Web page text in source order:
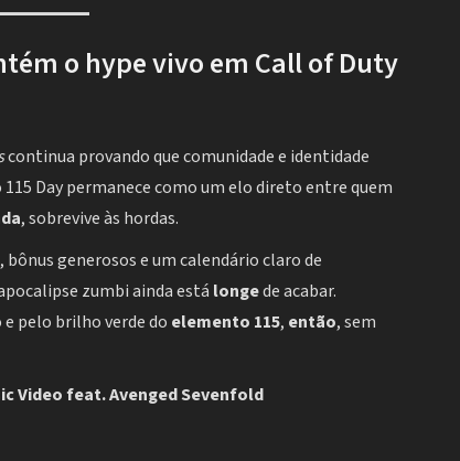
o hype vivo em Call of Duty
continua provando que comunidade e identidade
115 Day permanece como um elo direto entre quem
, sobrevive às hordas.
, bônus generosos e um calendário claro de
zumbi ainda está longede acabar.
pelo brilho verde do elemento 115, então, sem
Video feat. Avenged Sevenfold